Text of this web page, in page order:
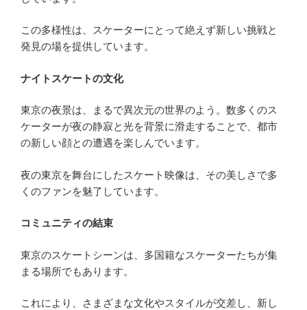
この多様性は、スケーターにとって絶えず新しい挑戦と
発見の場を提供しています。
ナイトスケートの文化
東京の夜景は、まるで異次元の世界のよう。数多くのス
ケーターが夜の静寂と光を背景に滑走することで、都市
の新しい顔との遭遇を楽しんでいます。
夜の東京を舞台にしたスケート映像は、その美しさで多
くのファンを魅了しています。
コミュニティの結束
東京のスケートシーンは、多国籍なスケーターたちが集
まる場所でもあります。
これにより、さまざまな文化やスタイルが交差し、新し